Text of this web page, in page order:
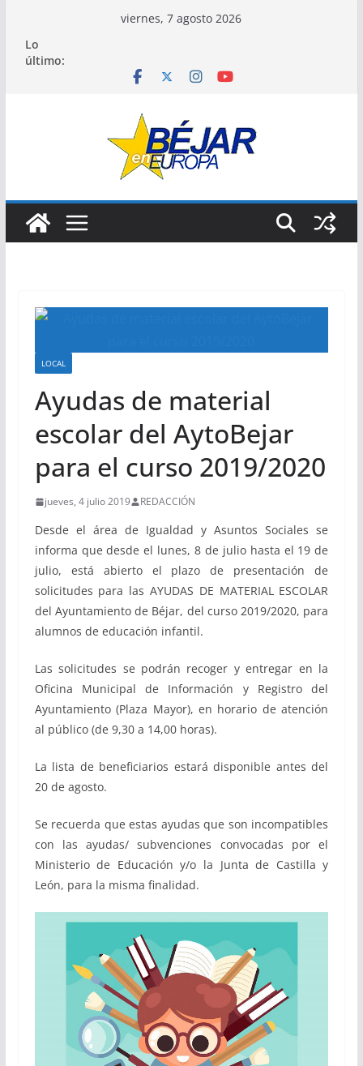
contenido
viernes, 7 agosto 2026
Lo
último:
LOCAL
Ayudas de material
escolar del AytoBejar
para el curso 2019/2020
jueves, 4 julio 2019 REDACCIÓN
Desde el área de Igualdad y Asuntos Sociales se
informa que desde el lunes, 8 de julio hasta el 19 de
julio, está abierto el plazo de presentación de
solicitudes para las AYUDAS DE MATERIAL ESCOLAR
del Ayuntamiento de Béjar, del curso 2019/2020, para
alumnos de educación infantil.
Las solicitudes se podrán recoger y entregar en la
Oficina Municipal de Información y Registro del
Ayuntamiento (Plaza Mayor), en horario de atención
al público (de 9,30 a 14,00 horas).
La lista de beneficiarios estará disponible antes del
20 de agosto.
Se recuerda que estas ayudas que son incompatibles
con las ayudas/ subvenciones convocadas por el
Ministerio de Educación y/o la Junta de Castilla y
León, para la misma finalidad.